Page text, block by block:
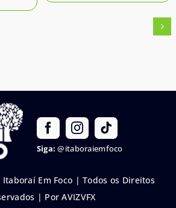
Siga: @itaboraiemfoco
Em Foco | Todos os Direitos
| Por AVIZVFX